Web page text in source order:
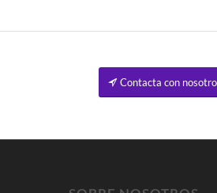
Contacta con